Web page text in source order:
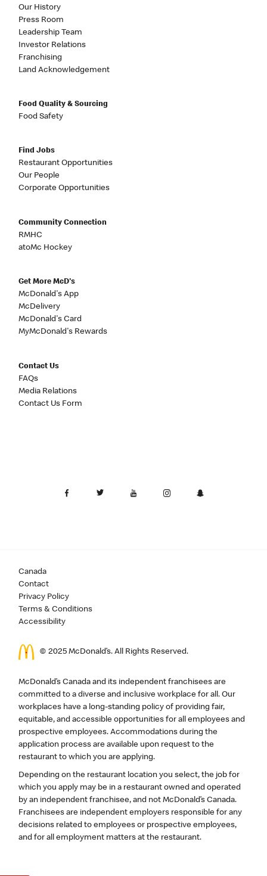
Our History
Press Room
Leadership Team
Investor Relations
Franchising
Land Acknowledgement
Food Quality & Sourcing
Food Safety
Find Jobs
Restaurant Opportunities
Our People
Corporate Opportunities
Community Connection
RMHC
atoMc Hockey
Get More McD's
McDonald's App
McDelivery
McDonald's Card
MyMcDonald's Rewards
Contact Us
FAQs
Media Relations
Contact Us Form
Canada
Contact
Privacy Policy
Terms & Conditions
Accessibility
© 2025 McDonald’s. All Rights Reserved.
McDonald’s Canada and its independent franchisees are
committed to a diverse and inclusive workplace for all. Our
workplaces have a long-standing policy of providing fair,
equitable, and accessible opportunities for all employees and
prospective employees. Accommodations during the
application process are available upon request to the
restaurant to which you are applying.
Depending on the restaurant location you select, the job for
which you apply may be in a restaurant owned and operated
by an independent franchisee, and not McDonald’s Canada.
Franchisees are independent employers responsible for any
decisions related to employees or prospective employees,
and for all employment matters at the restaurant.